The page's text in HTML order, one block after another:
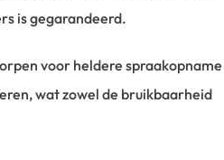
is gegarandeerd.
voor heldere spraakopname
wat zowel de bruikbaarheid